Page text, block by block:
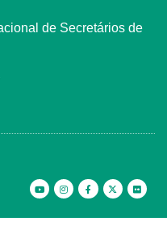
de Secretários de